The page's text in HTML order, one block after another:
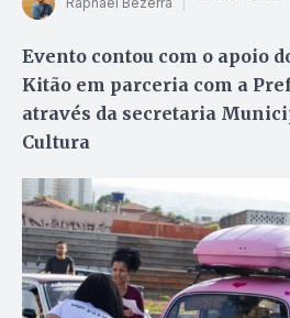
Evento contou com o apoio
Kitão em parceria com a
através da secretaria
Cultura